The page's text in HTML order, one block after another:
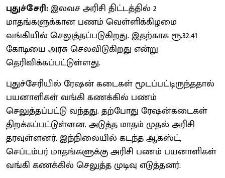
புதுச்சேரி:இலவச அரிசி திட்டத்தில் 2
மாதங்களுக்கான பணம் வெள்ளிக்கிழமை
வங்கியில் செலுத்தப்படுகிறது. இதற்காக ரூ.32.41
கோடியை அரசு செலவிடுகிறது என்று
தெரிவிக்கப்பட்டுள்ளது.
புதுச்சேரியில் ரேஷன் கடைகள் மூடப்பட்டிருந்ததால்
பயனாளிகள் வங்கி கணக்கில் பணம்
செலுத்தப்பட்டு வந்தது. தற்போது ரேஷன்கடைகள்
திறக்கப்பட்டுள்ளன. அடுத்த மாதம் முதல் அரிசி
தரவுள்ளனர். இந்நிலையில் கடந்த ஆகஸ்ட்,
செப்டம்பர் மாதங்களுக்கு அரிசி பணம் பயனாளிகள்
வங்கி கணக்கில் செலுத்த முடிவு எடுத்தனர்.